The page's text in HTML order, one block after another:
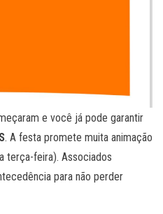
e você já pode garantir
. A festa promete muita animação
terça-feira). Associados
para não perder